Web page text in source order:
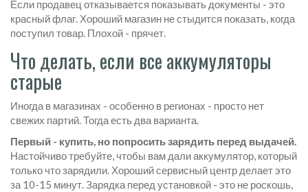
Если продавец отказывается показывать документы - это
красный флаг. Хороший магазин не стыдится показать, когда
поступил товар. Плохой - прячет.
Что делать, если все аккумуляторы
старые
Иногда в магазинах - особенно в регионах - просто нет
свежих партий. Тогда есть два варианта.
Первый - купить, но попросить зарядить перед выдачей.
Настойчиво требуйте, чтобы вам дали аккумулятор, который
только что зарядили. Хороший сервисный центр делает это
за 10-15 минут. Зарядка перед установкой - это не роскошь,